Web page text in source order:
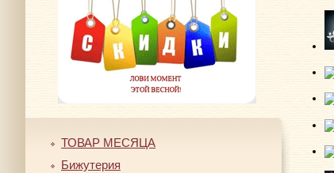
ТОВАР МЕСЯЦА
Бижутерия